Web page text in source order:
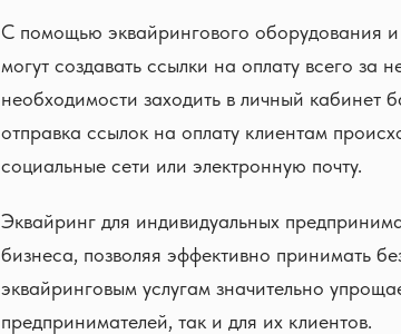
С помощью эквайрингового оборудования
могут создавать ссылки на оплату всего за
необходимости заходить в личный кабинет
отправка ссылок на оплату клиентам
социальные сети или электронную почту.
Эквайринг для индивидуальных
бизнеса, позволяя эффективно принимать
эквайринговым услугам значительно
предпринимателей, так и для их клиентов.